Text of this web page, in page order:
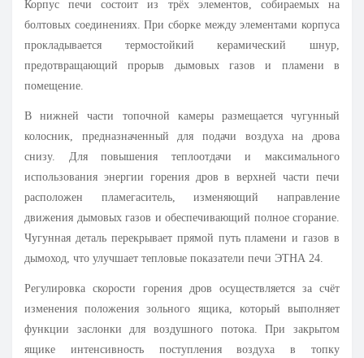
Корпус печи состоит из трёх элементов, собираемых на
болтовых соединениях. При сборке между элементами корпуса
прокладывается термостойкий керамический шнур,
предотвращающий прорыв дымовых газов и пламени в
помещение.
В нижней части топочной камеры размещается чугунный
колосник, предназначенный для подачи воздуха на дрова
снизу. Для повышения теплоотдачи и максимального
использования энергии горения дров в верхней части печи
расположен пламегаситель, изменяющий направление
движения дымовых газов и обеспечивающий полное сгорание.
Чугунная деталь перекрывает прямой путь пламени и газов в
дымоход, что улучшает тепловые показатели печи ЭТНА 24.
Регулировка скорости горения дров осуществляется за счёт
изменения положения зольного ящика, который выполняет
функции заслонки для воздушного потока. При закрытом
ящике интенсивность поступления воздуха в топку